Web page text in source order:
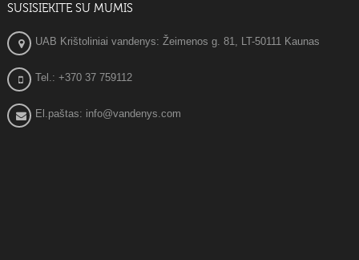
SUSISIEKITE SU MUMIS
UAB Krištoliniai vandenys: Žeimenos g. 81, LT-50111 Kaunas
Tel.: +370 37 759112
El.paštas: info@vandenys.com